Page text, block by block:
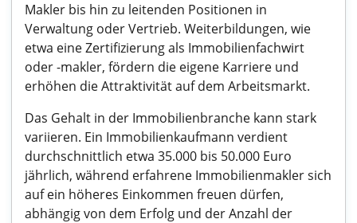
Makler bis hin zu leitenden Positionen in
Verwaltung oder Vertrieb. Weiterbildungen, wie
etwa eine Zertifizierung als Immobilienfachwirt
oder -makler, fördern die eigene Karriere und
erhöhen die Attraktivität auf dem Arbeitsmarkt.
Das Gehalt in der Immobilienbranche kann stark
variieren. Ein Immobilienkaufmann verdient
durchschnittlich etwa 35.000 bis 50.000 Euro
jährlich, während erfahrene Immobilienmakler sich
auf ein höheres Einkommen freuen dürfen,
abhängig von dem Erfolg und der Anzahl der